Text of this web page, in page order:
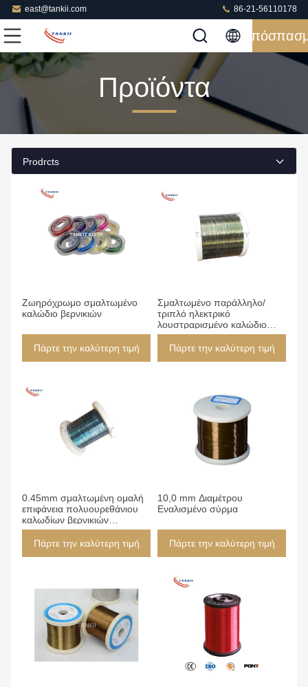
east@tankii.com 86-21-56110178
Προϊόντα
Prodrcts
Ζωηρόχρωμο σμαλτωμένο
καλώδιο βερνικιών
Πάρτε την καλύτερη τιμή
Σμαλτωμένο παράλληλο/
τριπλό ηλεκτρικό
λουστραρισμένο καλώδιο
χαλκού για τη χρησιμοποίηση
κιθάρων
Πάρτε την καλύτερη τιμή
0.45mm σμαλτωμένη ομαλή
επιφάνεια πολυουρεθάνιου
καλωδίων βερνικιών
χρώματος καλωδίων
ηλεκτρική
Πάρτε την καλύτερη τιμή
10,0 mm Διαμέτρου
Εναλισμένο σύρμα
Πάρτε την καλύτερη τιμή